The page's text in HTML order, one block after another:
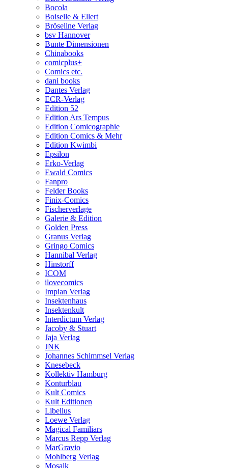
Bocola
Boiselle & Ellert
Bröseline Verlag
bsv Hannover
Bunte Dimensionen
Chinabooks
comicplus+
Comics etc.
dani books
Dantes Verlag
ECR-Verlag
Edition 52
Edition Ars Tempus
Edition Comicographie
Edition Comics & Mehr
Edition Kwimbi
Epsilon
Erko-Verlag
Ewald Comics
Fanpro
Felder Books
Finix-Comics
Fischerverlage
Galerie & Edition
Golden Press
Granus Verlag
Gringo Comics
Hannibal Verlag
Hinstorff
ICOM
ilovecomics
Impian Verlag
Insektenhaus
Insektenkult
Interdictum Verlag
Jacoby & Stuart
Jaja Verlag
JNK
Johannes Schimmsel Verlag
Knesebeck
Kollektiv Hamburg
Konturblau
Kult Comics
Kult Editionen
Libellus
Loewe Verlag
Magical Familiars
Marcus Repp Verlag
MarGravio
Mohlberg Verlag
Mosaik